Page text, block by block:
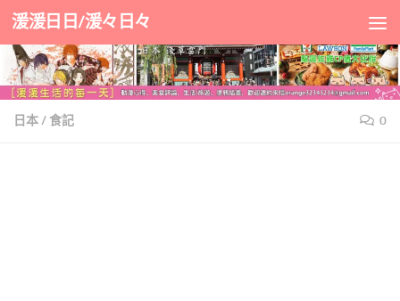
Skip to content
湲湲日日/湲々日々
日本/ 食記 0